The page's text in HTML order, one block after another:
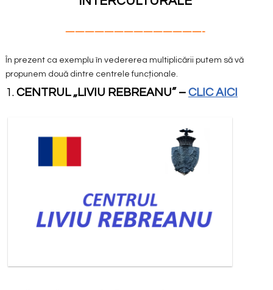
——————————————-
În prezent ca exemplu în vedererea multiplicării putem să vă
propunem două dintre centrele funcționale.
1. CENTRUL „LIVIU REBREANU” – CLIC AICI